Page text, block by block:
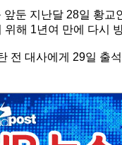
앞둔 지난달 28일 황
해 1년여 만에 다시
전 대사에게 29일 출